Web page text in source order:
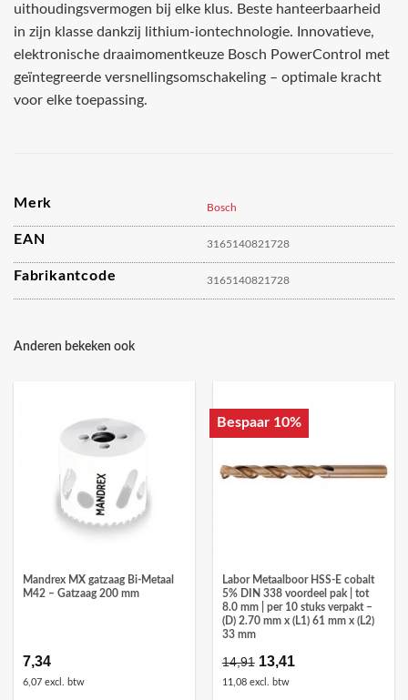
uithoudingsvermogen bij elke klus. Beste hanteerbaarheid
in zijn klasse dankzij lithium-iontechnologie. Innovatieve,
elektronische draaimomentkeuze Bosch PowerControl met
geïntegreerde versnellingsomschakeling – optimale kracht
voor elke toepassing.
Merk Bosch
EAN 3165140821728
Fabrikantcode 3165140821728
Anderen bekeken ook
Mandrex MX gatzaag Bi-Metaal
M42 – Gatzaag 200 mm
7,34
6,07 excl. btw
Bespaar 10%
Labor Metaalboor HSS-E cobalt
5% DIN 338 voordeel pak | tot
8.0 mm | per 10 stuks verpakt –
(D) 2.70 mm x (L1) 61 mm x (L2)
33 mm
14,91 Oorspronkelijke
prijs
was:
13,41
11,08 excl. btw